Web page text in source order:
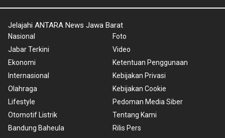
Jelajahi ANTARA News Jawa Barat
Nasional
Jabar Terkini
Ekonomi
Internasional
Olahraga
Lifestyle
Otomotif Listrik
Bandung Baheula
Foto
Video
Ketentuan Penggunaan
Kebijakan Privasi
Kebijakan Cookie
Pedoman Media Siber
Tentang Kami
Rilis Pers